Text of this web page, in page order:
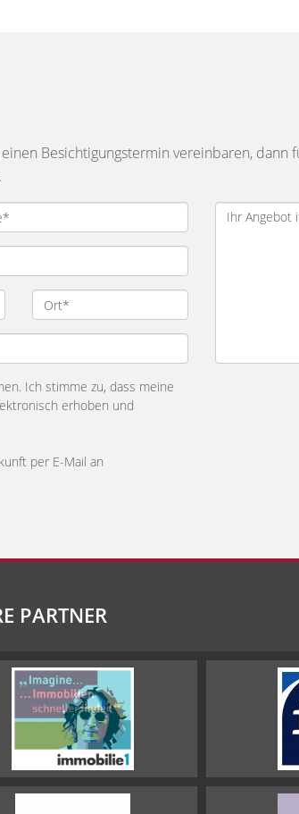
Besichtigungstermin vereinbaren,
Ich stimme zu, dass meine
erhoben und
per E-Mail an
PARTNER